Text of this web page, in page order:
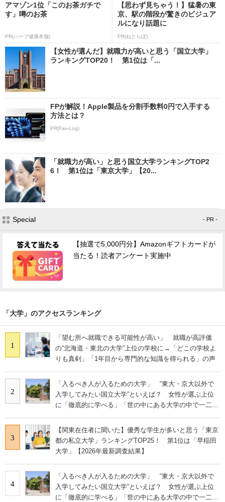
アマゾン1位「このお茶ガチで
す」噂のお茶
PR(ハーブ健康本舗)
【思わず見ちゃう！】猛暑の東
京、駅の階段が驚きのビジュア
ルになり話題に
PR(ねとらぼ)
【女性が選んだ】就職力が高いと思う「国立大学」
ランキングTOP20！ 第1位は「...
FPが解説！Apple製品を分割手数料0円で入手する
方法とは？
PR(Fav-Log)
「就職力が高い」と思う国立大学ランキングTOP2
6！ 第1位は「東京大学」【20...
Special - PR -
【抽選で5,000円分】Amazonギフトカードが
当たる！読者アンケート実施中
「大学」のアクセスランキング
1
「望む所へ就職できる可能性が高い」 就職が高評価
の“北海道・東北の大学”上位の学校に→「どこの学校よ
りも真剣」「1年目から専門的な知識を得られる」の声
2
「入るべき人が入るための大学」 “東大・京大以外で
入学してみたい国立大学”といえば？ 女性が選ぶ上位
に「徹底的に学べる」「世の中にある大学の中で一二を
3
【関東在住者に聞いた】優秀な学生が多いと思う「東京
都の私立大学」ランキングTOP25！ 第1位は「早稲田
大学」【2026年最新調査結果】
4
「入るべき人が入るための大学」 “東大・京大以外で
入学してみたい国立大学”といえば？ 女性が選ぶ上位
に「徹底的に学べる」「世の中にある大学の中で一二を